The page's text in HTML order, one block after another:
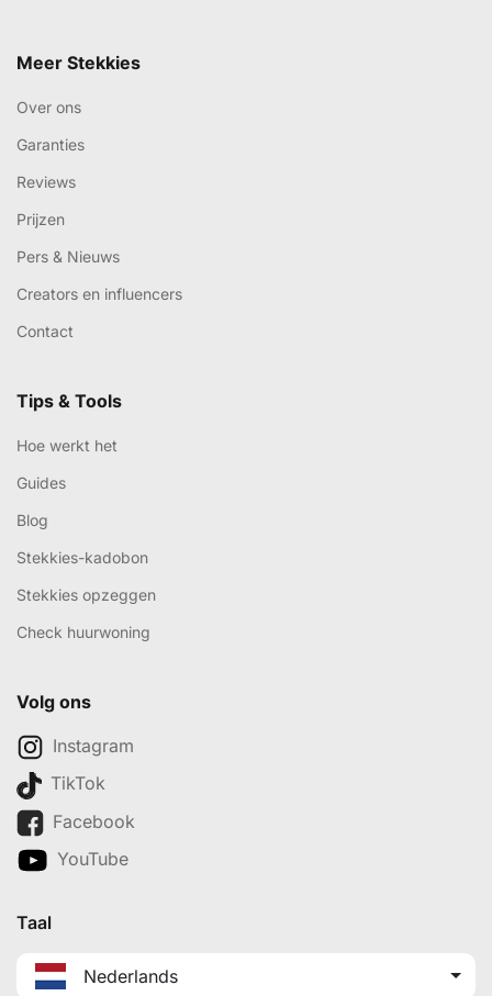
Meer Stekkies
Over ons
Garanties
Reviews
Prijzen
Pers & Nieuws
Creators en influencers
Contact
Tips & Tools
Hoe werkt het
Guides
Blog
Stekkies-kadobon
Stekkies opzeggen
Check huurwoning
Volg ons
Instagram
TikTok
Facebook
YouTube
Taal
Nederlands